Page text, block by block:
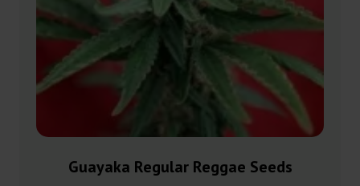
Guayaka Regular Reggae Seeds